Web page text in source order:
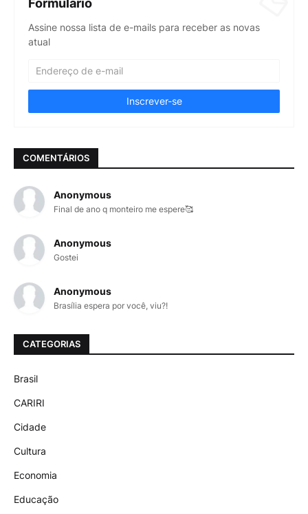
Formulário
Assine nossa lista de e-mails para receber as novas
atual
COMENTÁRIOS
Anonymous
Final de ano q monteiro me espere🥰
Anonymous
Gostei
Anonymous
Brasília espera por você, viu?!
CATEGORIAS
Brasil
CARIRI
Cidade
Cultura
Economia
Educação